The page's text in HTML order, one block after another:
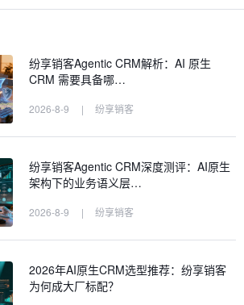
纷享销客Agentic CRM解析：AI 原生
CRM 需要具备哪…
2026-8-9 | 纷享销客
纷享销客Agentic CRM深度测评：AI原生
架构下的业务语义层…
2026-8-9 | 纷享销客
2026年AI原生CRM选型推荐：纷享销客
为何成大厂标配？